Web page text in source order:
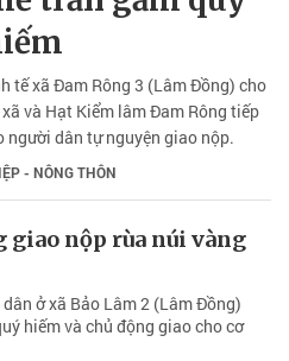
tế xã Đam Rông 3 (Lâm Đồng) cho
và Hạt Kiểm lâm Đam Rông tiếp
người dân tự nguyện giao nộp.
- NÔNG THÔN
nộp rùa núi vàng
ở xã Bảo Lâm 2 (Lâm Đồng)
hiếm và chủ động giao cho cơ